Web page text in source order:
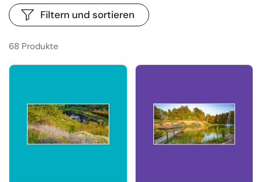
68 Produkte
Filtern und sortieren